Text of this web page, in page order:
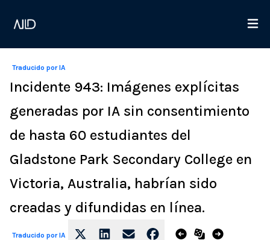
Traducido por IA
Incidente 943: Imágenes explícitas
generadas por IA sin consentimiento
de hasta 60 estudiantes del
Gladstone Park Secondary College en
Victoria, Australia, habrían sido
creadas y difundidas en línea.
Traducido por IA